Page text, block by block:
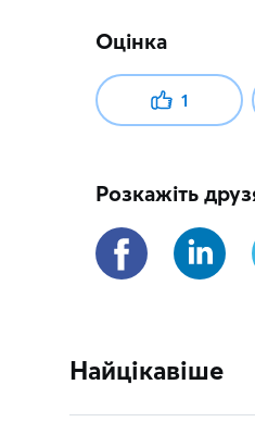
Оцінка
1
Розкажіть
Найцікавіше